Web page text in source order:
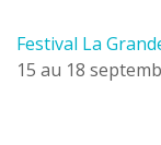
Festival La
15 au 18